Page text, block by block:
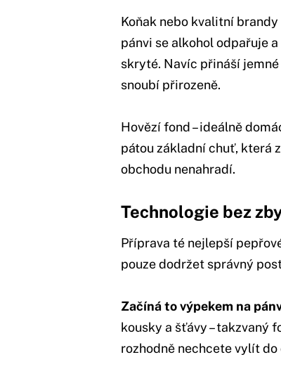
Koňak nebo kvalitní
pánvi se alkohol odpařuje a
skryté. Navíc přináší
snoubí přirozeně.
Hovězí fond – ideálně
pátou základní chuť, která
obchodu nenahradí.
Technologie bez
Příprava té nejlepší
pouze dodržet správný
Začíná to výpekem na
kousky a šťávy – takzvaný
rozhodně nechcete vylít do